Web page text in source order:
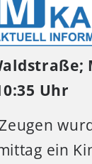
Uhr
ein